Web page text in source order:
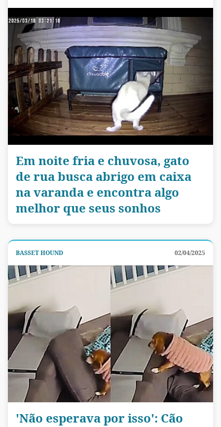
Em noite fria e chuvosa, gato
de rua busca abrigo em caixa
na varanda e encontra algo
melhor que seus sonhos
BASSET HOUND 02/04/2025
'Não esperava por isso': Cão